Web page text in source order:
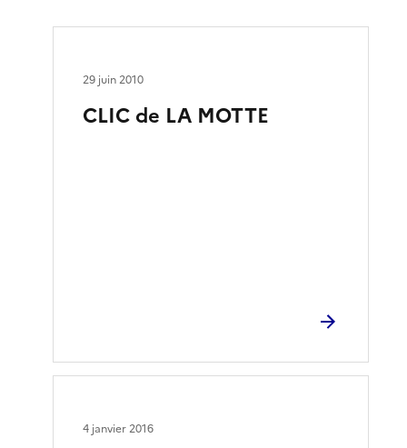
CLIC de LA MOTTE
29 juin 2010
4 janvier 2016